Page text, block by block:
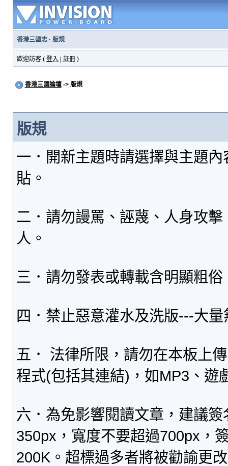
香港三國志· 版規
歡迎訪客 ( 登入 註冊)
香港三國論壇-> 版規
版規
一．開新主題時請選擇與主題
貼。
二．請勿謾罵、誣蔑、人身攻
人。
三．請勿發表或轉載含明顯粗
四．禁止惡意灌水及洗版---大
五． 法律所限，請勿在本板上
程式(包括其連結)，如MP3、遊
六．為免影響閱讀文章，建議
350px，寬度不要超過700px，
200K。超標過多者將被勸諭更